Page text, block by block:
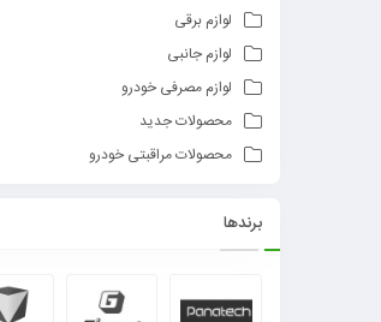
لوازم برقی
لوازم جانبی
لوازم مصرفی خودرو
محصولات جدید
محصولات مراقبتی خودرو
برندها